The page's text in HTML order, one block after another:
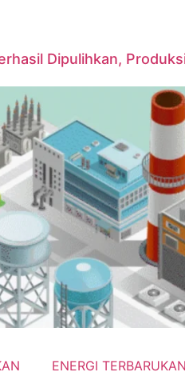
Dipulihkan,
ENERGI TERBARUKAN